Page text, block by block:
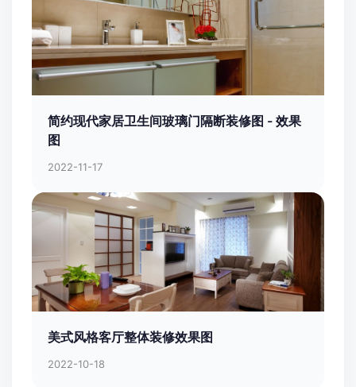
简约现代家居卫生间玻璃门隔断装修图 - 效果
图
2022-11-17
美式风格客厅整体装修效果图
2022-10-18